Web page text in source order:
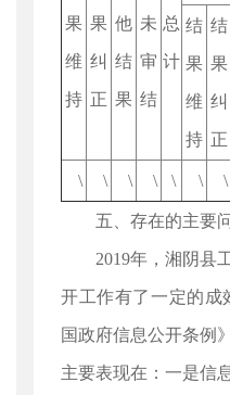
果
维
持
果
纠
正
他
结
果
未
审
结
总
计
结
果
维
持
结
果
纠
正
\ \ \ \ \ \ \
五、存在的主要问
2019年，湘阴县工
开工作有了一定的成
国政府信息公开条例
主要表现在：一是信